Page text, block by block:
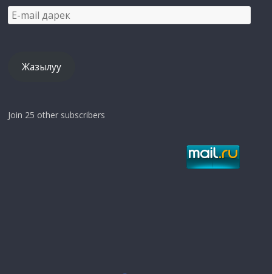
E-
mail
Жазылуу
Join 25 other subscribers